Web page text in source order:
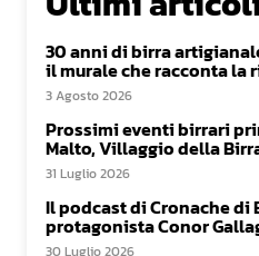
30 anni di birra
il murale che racconta
3 Agosto 2026
Prossimi eventi birrari
Malto, Villaggio della
31 Luglio 2026
Il podcast di Cronache di
protagonista Conor
30 Luglio 2026